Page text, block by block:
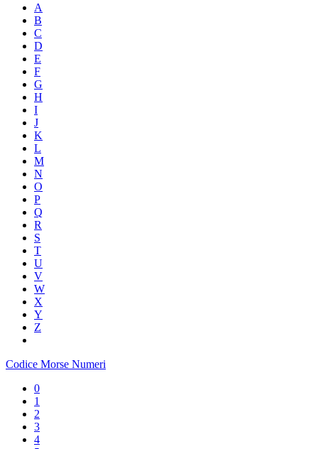
A
B
C
D
E
F
G
H
I
J
K
L
M
N
O
P
Q
R
S
T
U
V
W
X
Y
Z
Codice Morse Numeri
0
1
2
3
4